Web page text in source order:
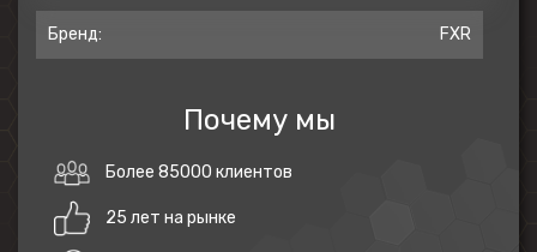
Бренд: FXR
Почему мы
Более 85000 клиентов
25 лет на рынке